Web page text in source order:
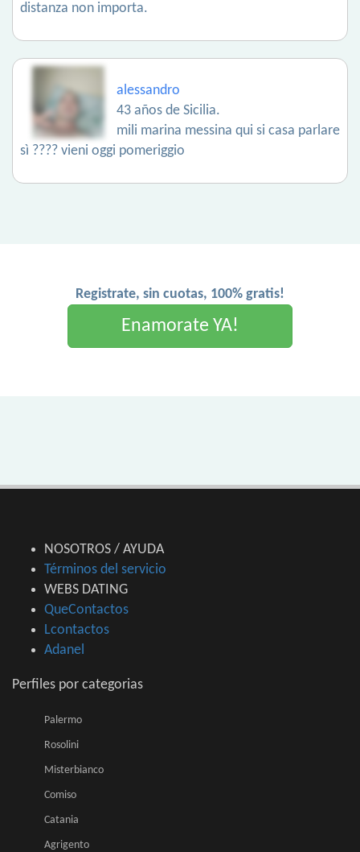
distanza non importa.
alessandro
43 años de Sicilia.
mili marina messina qui si casa parlare
sì ???? vieni oggi pomeriggio
Registrate, sin cuotas, 100% gratis!
Enamorate YA!
NOSOTROS / AYUDA
Términos del servicio
WEBS DATING
QueContactos
Lcontactos
Adanel
Perfiles por categorias
Palermo
Rosolini
Misterbianco
Comiso
Catania
Agrigento